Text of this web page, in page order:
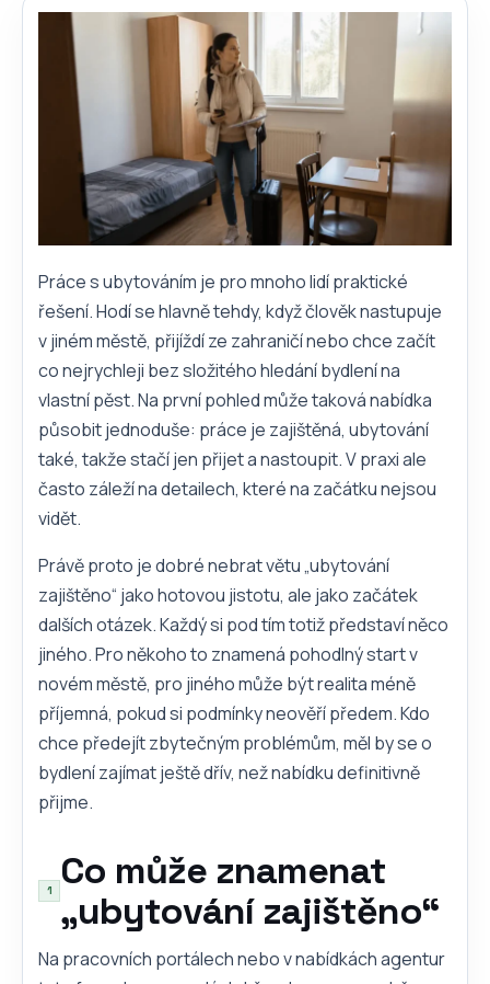
Práce s ubytováním je pro mnoho lidí praktické
řešení. Hodí se hlavně tehdy, když člověk nastupuje
v jiném městě, přijíždí ze zahraničí nebo chce začít
co nejrychleji bez složitého hledání bydlení na
vlastní pěst. Na první pohled může taková nabídka
působit jednoduše: práce je zajištěná, ubytování
také, takže stačí jen přijet a nastoupit. V praxi ale
často záleží na detailech, které na začátku nejsou
vidět.
Právě proto je dobré nebrat větu „ubytování
zajištěno“ jako hotovou jistotu, ale jako začátek
dalších otázek. Každý si pod tím totiž představí něco
jiného. Pro někoho to znamená pohodlný start v
novém městě, pro jiného může být realita méně
příjemná, pokud si podmínky neověří předem. Kdo
chce předejít zbytečným problémům, měl by se o
bydlení zajímat ještě dřív, než nabídku definitivně
přijme.
Co může znamenat
„ubytování zajištěno“
Na pracovních portálech nebo v nabídkách agentur